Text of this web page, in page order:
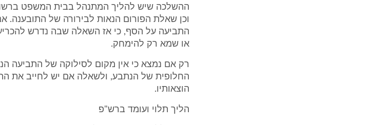
ההשלכה שיש להליך המתנהל בבית המשפט
וכן שאלת הפורום הנאות לבירורה של
התביעה על הסף, כי אז השאלה שבה נדרש
או שמא רק להימחק.
רק אם נמצא כי אין מקום לסילוקה של התביעה
החלופית של הנתבע, ולשאלה אם יש לחייב את
הוצאותיו.
הליך תלוי ועומד ברש"פ